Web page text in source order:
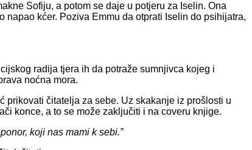
Sofiju, a potom se daje u potjeru za Iselin. Ona
kćer. Poziva Emmu da otprati Iselin do psihijatra,
radija tjera ih da potraže sumnjivca kojeg i
noćna mora.
prikovati čitatelja za sebe. Uz skakanje iz prošlosti u
konce, a to se može zaključiti i na coveru knjige.
koji nas mami k sebi.”